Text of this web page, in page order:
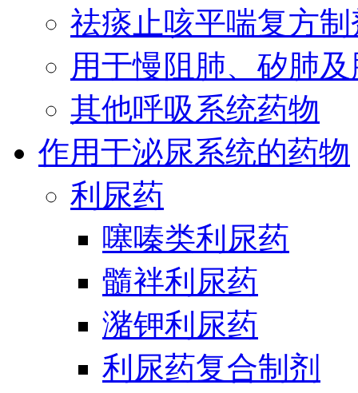
祛痰止咳平喘复方制
用于慢阻肺、矽肺
其他呼吸系统药物
作用于泌尿系统的药物
利尿药
噻嗪类利尿药
髓袢利尿药
潴钾利尿药
利尿药复合制剂